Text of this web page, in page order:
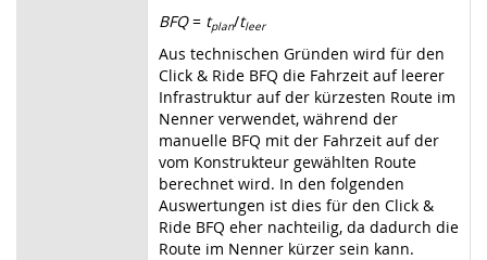
BFQ= tplan/tleer
Aus technischen Gründen wird für den
Click & Ride BFQ die Fahrzeit auf leerer
Infrastruktur auf der kürzesten Route im
Nenner verwendet, während der
manuelle BFQ mit der Fahrzeit auf der
vom Konstrukteur gewählten Route
berechnet wird. In den folgenden
Auswertungen ist dies für den Click &
Ride BFQ eher nachteilig, da dadurch die
Route im Nenner kürzer sein kann.